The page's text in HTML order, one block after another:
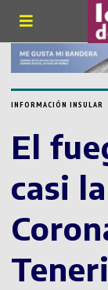
INFORMACIÓN INSULAR
El
casi